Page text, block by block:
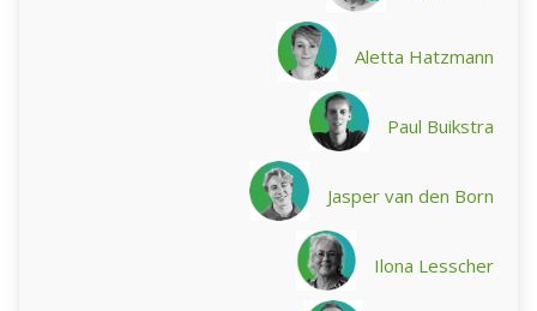
Aletta Hatzmann
Paul Buikstra
Jasper van den Born
Ilona Lesscher